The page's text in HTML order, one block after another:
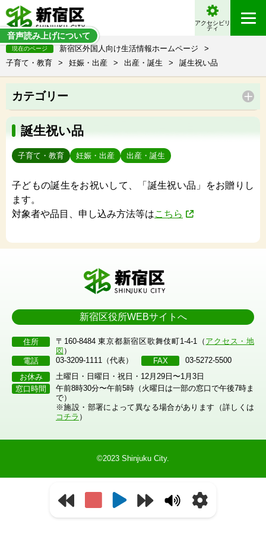
音声読み上げについて
アクセシビリ
ティ
現在のページ 新宿区外国人向け生活情報ホームページ
>
子育て・教育
> 妊娠・出産 > 出産・誕生 > 誕生祝い品
カテゴリー
誕生祝い品
子育て・教育 妊娠・出産 出産・誕生
子どもの誕生をお祝いして、「誕生祝い品」をお贈りし
ます。
対象者や品目、申し込み方法等はこちら
新宿区役所WEBサイトへ
住所 〒160-8484 東京都新宿区歌舞伎町1-4-1（ アクセス・地
図 ）
電話
03-3209-1111（代表） FAX
03-5272-5500
お休み
土曜日・日曜日・祝日・12月29日〜1月3日
窓口時間
午前8時30分〜午前5時（火曜日は一部の窓口で午後7時ま
で）
※施設・部署によって異なる場合があります（詳しくは
コチラ ）
©2023 Shinjuku City.